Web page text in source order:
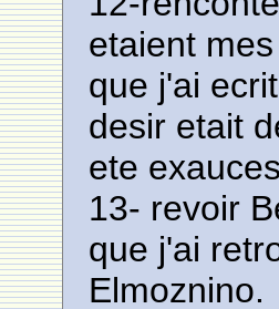
etaient
que j'ai
desir etait
ete
13- revoir
que j'ai
Elmoznino.